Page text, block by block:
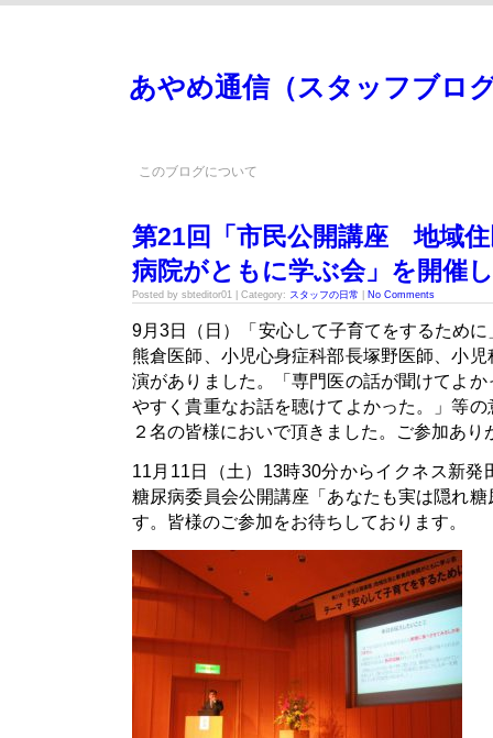
あやめ通信（スタッフブロ
このブログについて
第21回「市民公開講座 地域
病院がともに学ぶ会」を開催
Posted by sbteditor01 | Category: スタッフの日常 No Comments
9月3日（日）「安心して子育てをするため
熊倉医師、小児心身症科部長塚野医師、小
演がありました。「専門医の話が聞けてよ
やすく貴重なお話を聴けてよかった。」等
２名の皆様においで頂きました。ご参加あり
11月11日（土）13時30分からイクネス新発
糖尿病委員会公開講座「あなたも実は隠れ
す。皆様のご参加をお待ちしております。